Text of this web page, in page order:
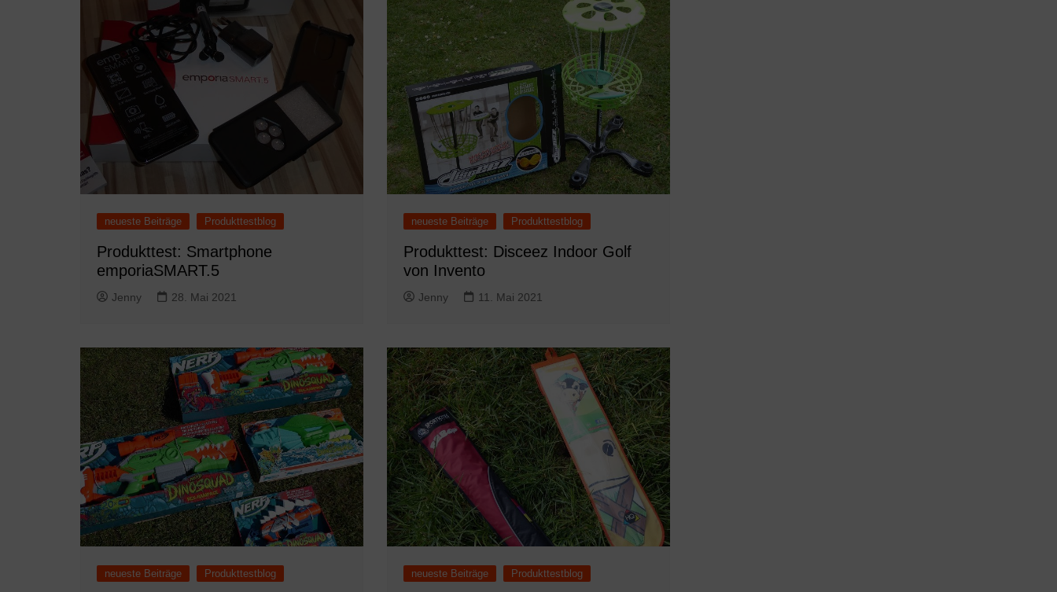
neueste Beiträge Produkttestblog
Produkttest: Smartphone
emporiaSMART.5
Jenny 28. Mai 2021
neueste Beiträge Produkttestblog
Produkttest: Disceez Indoor Golf
von Invento
Jenny 11. Mai 2021
neueste Beiträge Produkttestblog neueste Beiträge Produkttestblog